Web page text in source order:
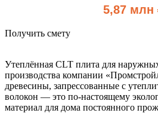
5,87 млн
Получить смету
Утеплённая CLT плита для
производства компании
древесины, запрессованные с
волокон — это по-настоящему
материал для дома постоянного